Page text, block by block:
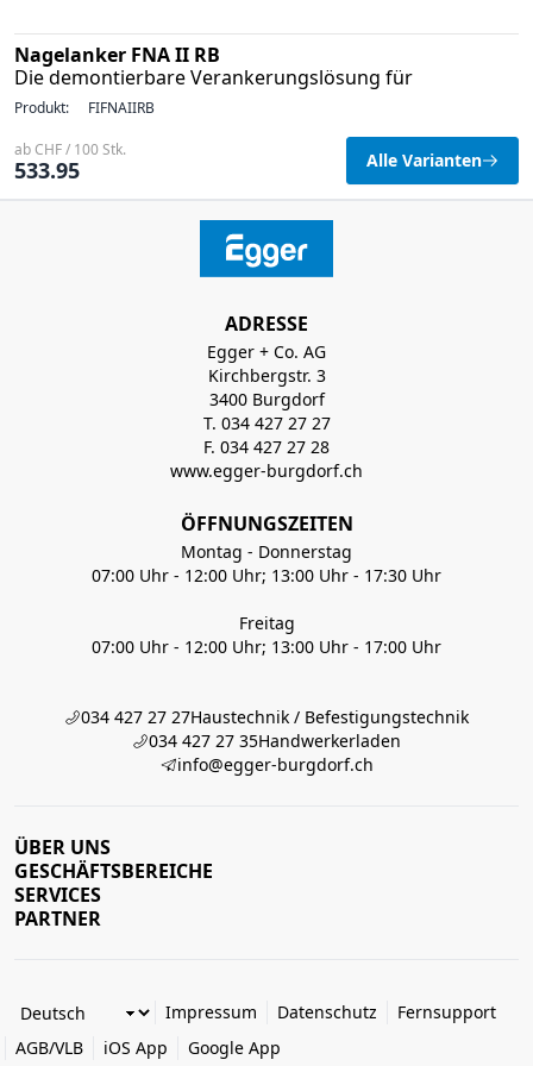
Nagelanker FNA II RB
Die demontierbare Verankerungslösung für
Produkt: FIFNAIIRB
ab CHF / 100 Stk.
533.95 Alle Varianten
ADRESSE
Egger + Co. AG
Kirchbergstr. 3
3400 Burgdorf
T. 034 427 27 27
F. 034 427 27 28
www.egger-burgdorf.ch
ÖFFNUNGSZEITEN
Montag - Donnerstag
07:00 Uhr - 12:00 Uhr; 13:00 Uhr - 17:30 Uhr
Freitag
07:00 Uhr - 12:00 Uhr; 13:00 Uhr - 17:00 Uhr
034 427 27 27Haustechnik / Befestigungstechnik
034 427 27 35Handwerkerladen
info@egger-burgdorf.ch
ÜBER UNS
GESCHÄFTSBEREICHE
SERVICES
PARTNER
Impressum Datenschutz
Fernsupport
AGB/VLB
iOS App Google App